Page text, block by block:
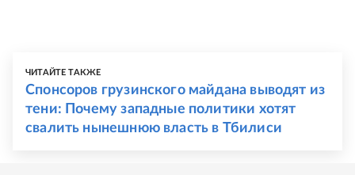
ЧИТАЙТЕ ТАКЖЕ
Спонсоров грузинского майдана выводят из
тени: Почему западные политики хотят
свалить нынешнюю власть в Тбилиси